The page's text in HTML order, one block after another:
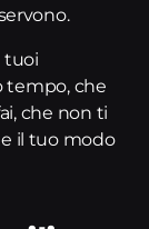
tuoi
tempo, che
che non ti
il tuo modo